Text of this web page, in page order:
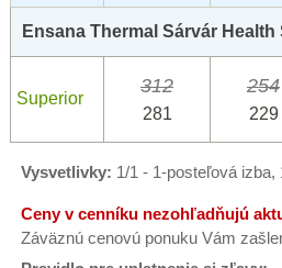
Ensana Thermal Sárvár Health
Superior
312
281
254
229
Vysvetlivky: 1/1 - 1-posteľová
Ceny v cenníku nezohľadňujú
Záväznú cenovú ponuku Vám